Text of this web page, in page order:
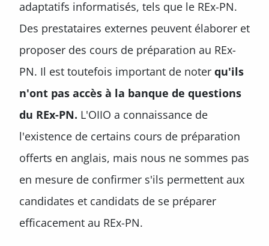
adaptatifs informatisés, tels que le REx-PN.
Des prestataires externes peuvent élaborer et
proposer des cours de préparation au REx-
PN. Il est toutefois important de noter qu'ils
n'ont pas accès à la banque de questions
du REx-PN. L'OIIO a connaissance de
l'existence de certains cours de préparation
offerts en anglais, mais nous ne sommes pas
en mesure de confirmer s'ils permettent aux
candidates et candidats de se préparer
efficacement au REx-PN.